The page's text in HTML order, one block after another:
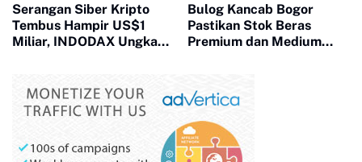
Serangan Siber Kripto
Tembus Hampir US$1
Miliar, INDODAX Ungkap
Masa Depan
Bulog Kancab Bogor
Pastikan Stok Beras
Premium dan Medium